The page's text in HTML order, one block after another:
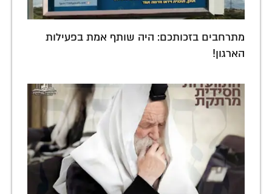
מתרחבים בזכותכם: היה שותף אמת בפעילות
הארגון!